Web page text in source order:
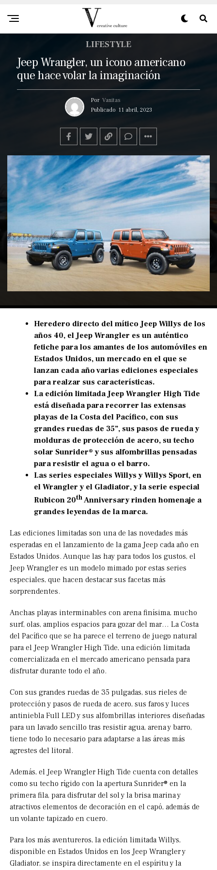
LIFESTYLE
Jeep Wrangler, un icono americano
que hace volar la imaginación
Por Vanitas
Publicado 11 abril, 2023
Heredero directo del mítico Jeep Willys de los
años 40, el Jeep Wrangler es un auténtico
fetiche para los amantes de los automóviles en
Estados Unidos, un mercado en el que se
lanzan cada año varias ediciones especiales
para realzar sus características.
La edición limitada Jeep Wrangler High Tide
está diseñada para recorrer las extensas
playas de la Costa del Pacífico, con sus
grandes ruedas de 35”, sus pasos de rueda y
molduras de protección de acero, su techo
solar Sunrider® y sus alfombrillas pensadas
para resistir el agua o el barro.
Las series especiales Willys y Willys Sport, en
el Wrangler y el Gladiator, y la serie especial
Rubicon 20thAnniversary rinden homenaje a
grandes leyendas de la marca.
Las ediciones limitadas son una de las novedades más
esperadas en el lanzamiento de la gama Jeep cada año en
Estados Unidos. Aunque las hay para todos los gustos, el
Jeep Wrangler es un modelo mimado por estas series
especiales, que hacen destacar sus facetas más
sorprendentes.
Anchas playas interminables con arena finísima, mucho
surf, olas, amplios espacios para gozar del mar… La Costa
del Pacífico que se ha parece el terreno de juego natural
para el Jeep Wrangler High Tide, una edición limitada
comercializada en el mercado americano pensada para
disfrutar durante todo el año.
Con sus grandes ruedas de 35 pulgadas, sus rieles de
protección y pasos de rueda de acero, sus faros y luces
antiniebla Full LED y sus alfombrillas interiores diseñadas
para un lavado sencillo tras resistir agua, arena y barro,
tiene todo lo necesario para adaptarse a las áreas más
agrestes del litoral.
Además, el Jeep Wrangler High Tide cuenta con detalles
como su techo rígido con la apertura Sunrider® en la
primera fila, para disfrutar del sol y la brisa marina y
atractivos elementos de decoración en el capó, además de
un volante tapizado en cuero.
Para los más aventureros, la edición limitada Willys,
disponible en Estados Unidos en los Jeep Wrangler y
Gladiator, se inspira directamente en el espíritu y la